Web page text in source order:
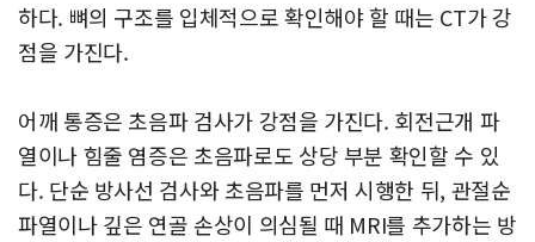
하다. 뼈의 구조를 입체적으로 확인해야 할 때는 CT가 강
점을 가진다.
어깨 통증은 초음파 검사가 강점을 가진다. 회전근개 파
열이나 힘줄 염증은 초음파로도 상당 부분 확인할 수 있
다. 단순 방사선 검사와 초음파를 먼저 시행한 뒤, 관절순
파열이나 깊은 연골 손상이 의심될 때 MRI를 추가하는 방